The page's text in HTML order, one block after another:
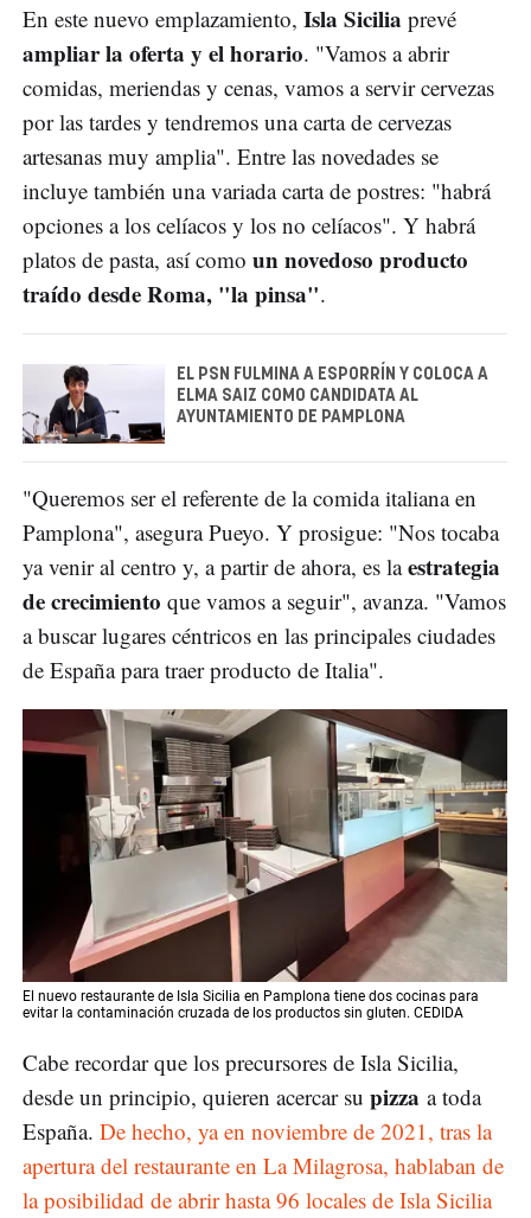
En este nuevo emplazamiento, Isla Sicilia prevé
ampliar la oferta y el horario. "Vamos a abrir
comidas, meriendas y cenas, vamos a servir cervezas
por las tardes y tendremos una carta de cervezas
artesanas muy amplia". Entre las novedades se
incluye también una variada carta de postres: "habrá
opciones a los celíacos y los no celíacos". Y habrá
platos de pasta, así como un novedoso producto
traído desde Roma, "la pinsa".
EL PSN FULMINA A ESPORRÍN Y COLOCA A
ELMA SAIZ COMO CANDIDATA AL
AYUNTAMIENTO DE PAMPLONA
"Queremos ser el referente de la comida italiana en
Pamplona", asegura Pueyo. Y prosigue: "Nos tocaba
ya venir al centro y, a partir de ahora, es laestrategia
de crecimiento que vamos a seguir", avanza. "Vamos
a buscar lugares céntricos en las principales ciudades
de España para traer producto de Italia".
El nuevo restaurante de Isla Sicilia en Pamplona tiene dos cocinas para
evitar la contaminación cruzada de los productos sin gluten. CEDIDA
Cabe recordar que los precursores de Isla Sicilia,
desde un principio, quieren acercar su pizza a toda
España. De hecho, ya en noviembre de 2021, tras la
apertura del restaurante en La Milagrosa, hablaban de
la posibilidad de abrir hasta 96 locales de Isla Sicilia